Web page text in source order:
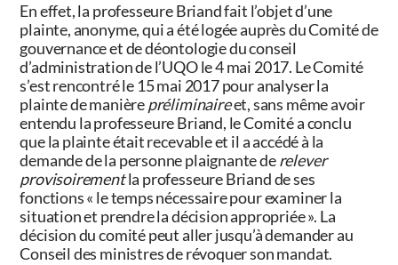
En effet, la professeure Briand fait l’objet d’une
plainte, anonyme, qui a été logée auprès du Comité de
gouvernance et de déontologie du conseil
d’administration de l’UQO le 4 mai 2017. Le Comité
s’est rencontré le 15 mai 2017 pour analyser la
plainte de manièrepréliminaireet, sans même avoir
entendu la professeure Briand, le Comité a conclu
que la plainte était recevable et il a accédé à la
demande de la personne plaignante derelever
provisoirementla professeureBriand deses
fonctions « le temps nécessaire pour examiner la
situation et prendre la décision appropriée ». La
décision du comité peut aller jusqu’à demander au
Conseil des ministres de révoquer son mandat.